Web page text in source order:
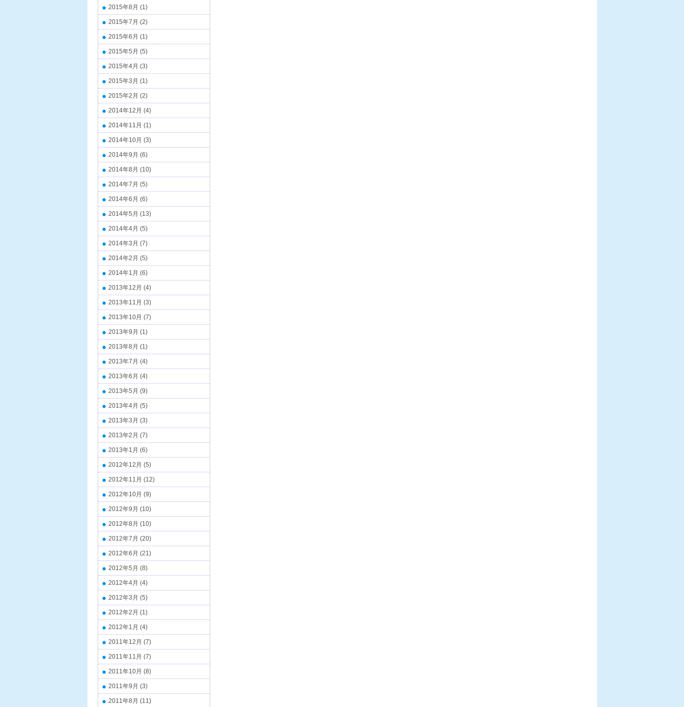
2015年8月 (1)
2015年7月 (2)
2015年6月 (1)
2015年5月 (5)
2015年4月 (3)
2015年3月 (1)
2015年2月 (2)
2014年12月 (4)
2014年11月 (1)
2014年10月 (3)
2014年9月 (6)
2014年8月 (10)
2014年7月 (5)
2014年6月 (6)
2014年5月 (13)
2014年4月 (5)
2014年3月 (7)
2014年2月 (5)
2014年1月 (6)
2013年12月 (4)
2013年11月 (3)
2013年10月 (7)
2013年9月 (1)
2013年8月 (1)
2013年7月 (4)
2013年6月 (4)
2013年5月 (9)
2013年4月 (5)
2013年3月 (3)
2013年2月 (7)
2013年1月 (6)
2012年12月 (5)
2012年11月 (12)
2012年10月 (9)
2012年9月 (10)
2012年8月 (10)
2012年7月 (20)
2012年6月 (21)
2012年5月 (8)
2012年4月 (4)
2012年3月 (5)
2012年2月 (1)
2012年1月 (4)
2011年12月 (7)
2011年11月 (7)
2011年10月 (8)
2011年9月 (3)
2011年8月 (11)